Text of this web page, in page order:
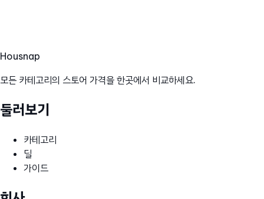
Housnap
모든 카테고리의 스토어 가격을 한곳에서 비교하세요.
둘러보기
카테고리
딜
가이드